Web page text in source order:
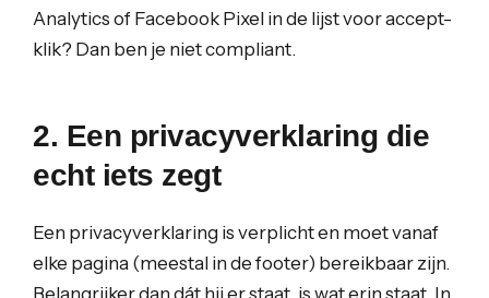
Analytics of Facebook Pixel in de lijst voor accept-
klik? Dan ben je niet compliant.
2. Een privacyverklaring die
echt iets zegt
Een privacyverklaring is verplicht en moet vanaf
elke pagina (meestal in de footer) bereikbaar zijn.
Belangrijker dan dát hij er staat, is wat erin staat. In